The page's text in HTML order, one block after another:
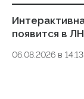
появится в
06.08.2026 в 14:13